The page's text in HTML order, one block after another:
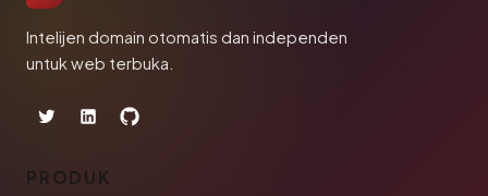
Intelijen domain otomatis dan independen
untuk web terbuka.
PRODUK